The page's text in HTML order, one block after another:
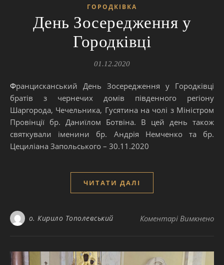
ГОРОДКІВКА
День Зосередження у
Городківці
01.12.2020
Францисканський День Зосередження у Городківці
братів з чернечих домів південного регіону
Шаргорода, Чечельника, Гусятина на чолі з Міністром
Провінції бр. Даниїлом Ботвіна. В цей день також
святкували іменини бр. Андрія Немченко та бр.
Цециліана Запольського – 30.11.2020
ЧИТАТИ ДАЛІ
о. Кирило Тополевський Коментарі Вимкненодо